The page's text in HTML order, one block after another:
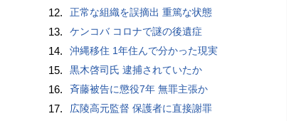
12. 正常な組織を誤摘出 重篤な状態
13. ケンコバ コロナで謎の後遺症
14. 沖縄移住 1年住んで分かった現実
15. 黒木啓司氏 逮捕されていたか
16. 斉藤被告に懲役7年 無罪主張か
17. 広陵高元監督 保護者に直接謝罪